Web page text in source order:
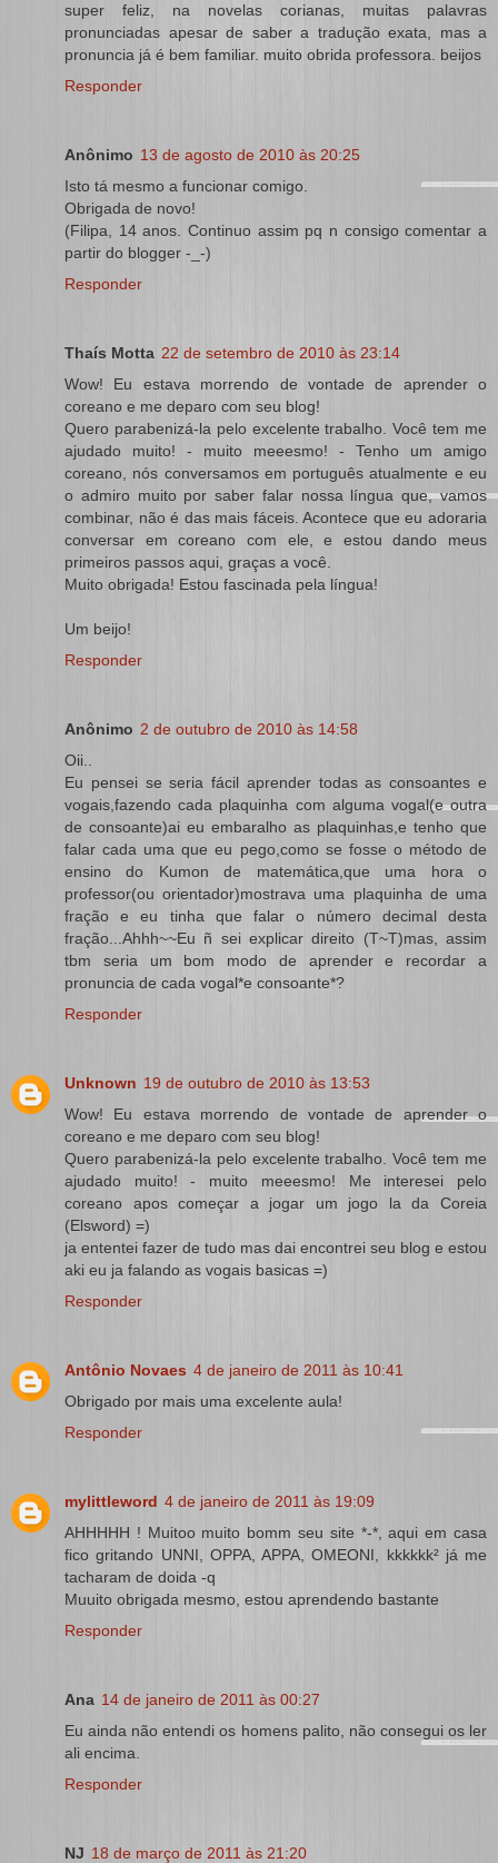
super feliz, na novelas corianas, muitas palavras
pronunciadas apesar de saber a tradução exata, mas a
pronuncia já é bem familiar. muito obrida professora. beijos
Responder
Anônimo 13 de agosto de 2010 às 20:25
Isto tá mesmo a funcionar comigo.
Obrigada de novo!
(Filipa, 14 anos. Continuo assim pq n consigo comentar a
partir do blogger -_-)
Responder
Thaís Motta 22 de setembro de 2010 às 23:14
Wow! Eu estava morrendo de vontade de aprender o
coreano e me deparo com seu blog!
Quero parabenizá-la pelo excelente trabalho. Você tem me
ajudado muito! - muito meeesmo! - Tenho um amigo
coreano, nós conversamos em português atualmente e eu
o admiro muito por saber falar nossa língua que, vamos
combinar, não é das mais fáceis. Acontece que eu adoraria
conversar em coreano com ele, e estou dando meus
primeiros passos aqui, graças a você.
Muito obrigada! Estou fascinada pela língua!
Um beijo!
Responder
Anônimo 2 de outubro de 2010 às 14:58
Oii..
Eu pensei se seria fácil aprender todas as consoantes e
vogais,fazendo cada plaquinha com alguma vogal(e outra
de consoante)ai eu embaralho as plaquinhas,e tenho que
falar cada uma que eu pego,como se fosse o método de
ensino do Kumon de matemática,que uma hora o
professor(ou orientador)mostrava uma plaquinha de uma
fração e eu tinha que falar o número decimal desta
fração...Ahhh~~Eu ñ sei explicar direito (T~T)mas, assim
tbm seria um bom modo de aprender e recordar a
pronuncia de cada vogal*e consoante*?
Responder
Unknown 19 de outubro de 2010 às 13:53
Wow! Eu estava morrendo de vontade de aprender o
coreano e me deparo com seu blog!
Quero parabenizá-la pelo excelente trabalho. Você tem me
ajudado muito! - muito meeesmo! Me interesei pelo
coreano apos começar a jogar um jogo la da Coreia
(Elsword) =)
ja ententei fazer de tudo mas dai encontrei seu blog e estou
aki eu ja falando as vogais basicas =)
Responder
Antônio Novaes 4 de janeiro de 2011 às 10:41
Obrigado por mais uma excelente aula!
Responder
mylittleword 4 de janeiro de 2011 às 19:09
AHHHHH ! Muitoo muito bomm seu site *-*, aqui em casa
fico gritando UNNI, OPPA, APPA, OMEONI, kkkkkk² já me
tacharam de doida -q
Muuito obrigada mesmo, estou aprendendo bastante
Responder
Ana 14 de janeiro de 2011 às 00:27
Eu ainda não entendi os homens palito, não consegui os ler
ali encima.
Responder
NJ 18 de março de 2011 às 21:20